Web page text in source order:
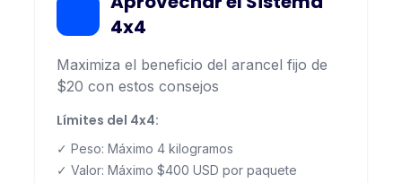
4x4
Maximiza el beneficio del arancel fijo de
$20 con estos consejos
Límites del 4x4:
✓ Peso: Máximo 4 kilogramos
✓ Valor: Máximo $400 USD por paquete